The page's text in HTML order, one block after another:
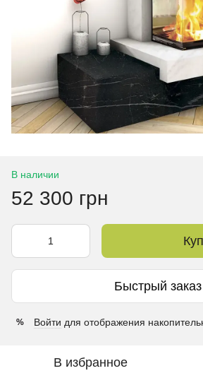
В наличии
52 300 грн
Быстрый заказ
% Войти для отображения
В избранное